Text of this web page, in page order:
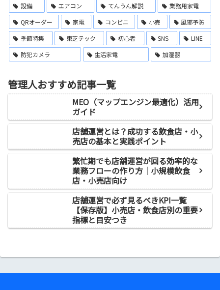
設備
エアコン てんうん解説
業務用家電
QRオーダー
家電 コンビニ 小売
風邪予防
季節特集
東芝テック 初心者 SNS
LINE
防犯カメラ
生活家電 加湿器
管理人おすすめ記事一覧
MEO（マップエンジン最適化）活用
ガイド
店舗運営とは？成功する飲食店・小
売店の基本と実践ポイント
繁忙期でも店舗運営が回る効率的な
業務フローの作り方｜小規模飲食
店・小売店向け
店舗運営で必ず見るべきKPI一覧
【保存版】小売店・飲食店別の重要
指標と目安つき